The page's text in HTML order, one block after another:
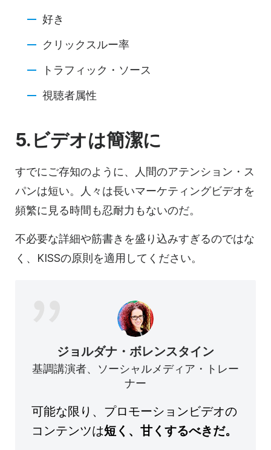
好き
クリックスルー率
トラフィック・ソース
視聴者属性
5.ビデオは簡潔に
すでにご存知のように、人間のアテンション・ス
パンは短い。人々は長いマーケティングビデオを
頻繁に見る時間も忍耐力もないのだ。
不必要な詳細や筋書きを盛り込みすぎるのではな
く、KISSの原則を適用してください。
ジョルダナ・ボレンスタイン
基調講演者、ソーシャルメディア・トレー
ナー
可能な限り、プロモーションビデオの
コンテンツは短く、甘くするべきだ。